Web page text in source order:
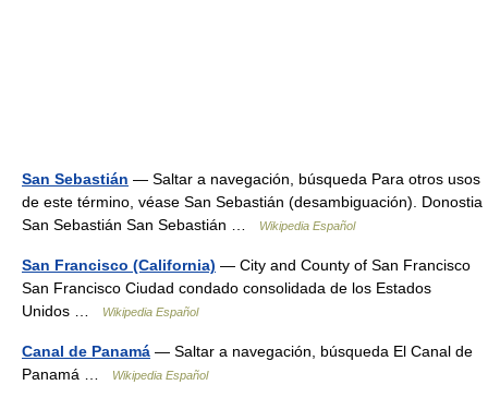
San Sebastián — Saltar a navegación, búsqueda Para otros usos
de este término, véase San Sebastián (desambiguación). Donostia
San Sebastián San Sebastián …
Wikipedia Español
San Francisco (California) — City and County of San Francisco
San Francisco Ciudad condado consolidada de los Estados
Unidos …
Wikipedia Español
Canal de Panamá — Saltar a navegación, búsqueda El Canal de
Panamá …
Wikipedia Español